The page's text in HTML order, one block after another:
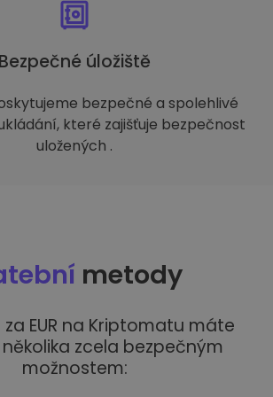
Bezpečné úložiště
bezpečné a spolehlivé
které zajišťuje bezpečnost
uložených .
metody
za EUR na Kriptomatu máte
zcela bezpečným
možnostem: